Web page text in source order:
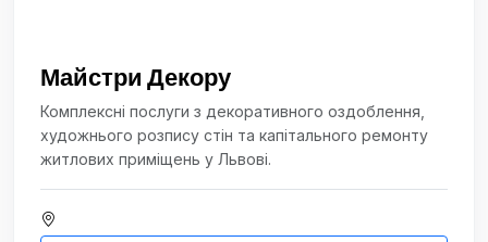
Майстри Декору
Комплексні послуги з декоративного оздоблення,
художнього розпису стін та капітального ремонту
житлових приміщень у Львові.